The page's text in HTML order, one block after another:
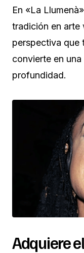
En «La
tradición en arte
perspectiva que
convierte en
profundidad.
Adquiere